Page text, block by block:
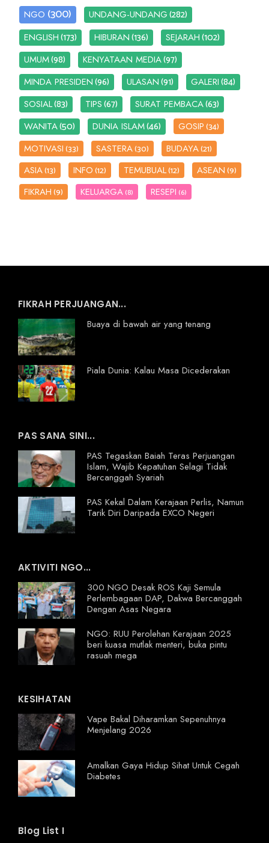
NGO (300) UNDANG-UNDANG(282)
ENGLISH(173) HIBURAN(136) SEJARAH(102)
UMUM(98) KENYATAAN MEDIA(97)
MINDA PRESIDEN(96) ULASAN(91) GALERI(84)
SOSIAL(83) TIPS(67) SURAT PEMBACA(63)
WANITA(50) DUNIA ISLAM(46) GOSIP(34)
MOTIVASI(33) SASTERA(30) BUDAYA(21)
ASIA(13) INFO(12) TEMUBUAL(12) ASEAN(9)
FIKRAH(9) KELUARGA (8) RESEPI (6)
FIKRAH PERJUANGAN...
Buaya di bawah air yang tenang
Piala Dunia: Kalau Masa Dicederakan
PAS SANA SINI...
PAS Tegaskan Baiah Teras Perjuangan
Islam, Wajib Kepatuhan Selagi Tidak
Bercanggah Syariah
PAS Kekal Dalam Kerajaan Perlis, Namun
Tarik Diri Daripada EXCO Negeri
AKTIVITI NGO...
300 NGO Desak ROS Kaji Semula
Perlembagaan DAP, Dakwa Bercanggah
Dengan Asas Negara
NGO: RUU Perolehan Kerajaan 2025
beri kuasa mutlak menteri, buka pintu
rasuah mega
KESIHATAN
Vape Bakal Diharamkan Sepenuhnya
Menjelang 2026
Amalkan Gaya Hidup Sihat Untuk Cegah
Diabetes
Blog List I